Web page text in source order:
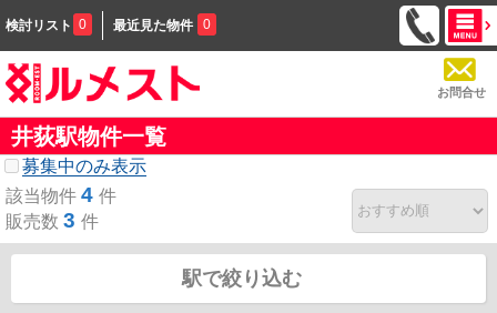
検討リスト 0 最近見た物件 0
お問合せ
井荻駅物件一覧
募集中のみ表示
該当物件 4 件
販売数 3 件
駅で絞り込む